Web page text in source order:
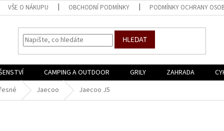
VŠE O NÁKUPU OBCHODNÍ PODMÍNKY PODMÍNKY OCHRANY
HLEDAT
CAMPING A OUTDOOR GRILY ZAHRADA
Jaecoo Jaecoo J5